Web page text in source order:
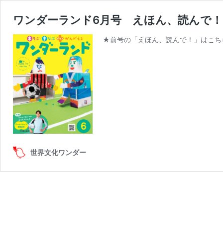
ワンダーランド6月号 えほん、読んで
★前号の「えほん、読んで！」はこ
世界文化ワンダー